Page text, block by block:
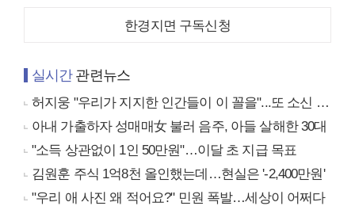
한경지면 구독신청
실시간관련뉴스
허지웅 "우리가 지지한 인간들이 이 꼴을"...또 소신 발언
아내 가출하자 성매매女 불러 음주, 아들 살해한 30대
"소득 상관없이 1인 50만원"…이달 초 지급 목표
김원훈 주식 1억8천 올인했는데…현실은 '-2,400만원'
"우리 애 사진 왜 적어요?" 민원 폭발…세상이 어쩌다